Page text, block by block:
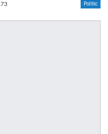
Politic
73